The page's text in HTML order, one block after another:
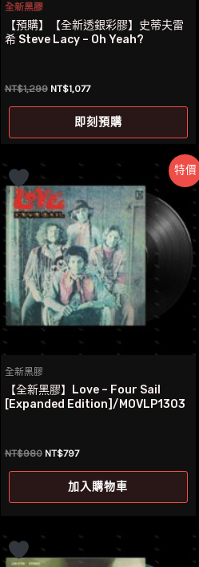
全新黑膠
【預購】【全新透銀彩膠】史蒂夫雷
希 Steve Lacy – Oh Yeah?
NT$1,299 原
NT$1,299。
NT$1,077目
價
格：
NT$1,077。
即刻預購
特價
全新黑膠
【全新黑膠】Love – Four Sail
[Expanded Edition]/MOVLP1303
NT$980 原
NT$980。
NT$797目
價
格：
NT$797。
加入購物車